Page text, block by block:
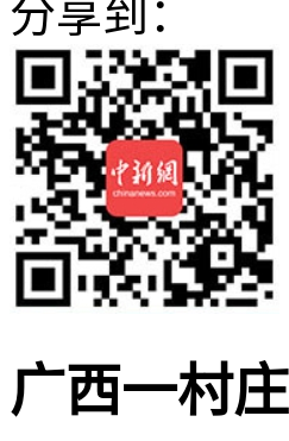
分享到：
广西一村